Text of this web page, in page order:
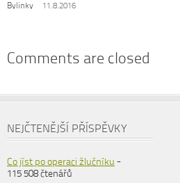
Bylinky 11.8.2016
Comments are closed
NEJČTENĚJŠÍ PŘÍSPĚVKY
Co jíst po operaci žlučníku -
115 508 čtenářů